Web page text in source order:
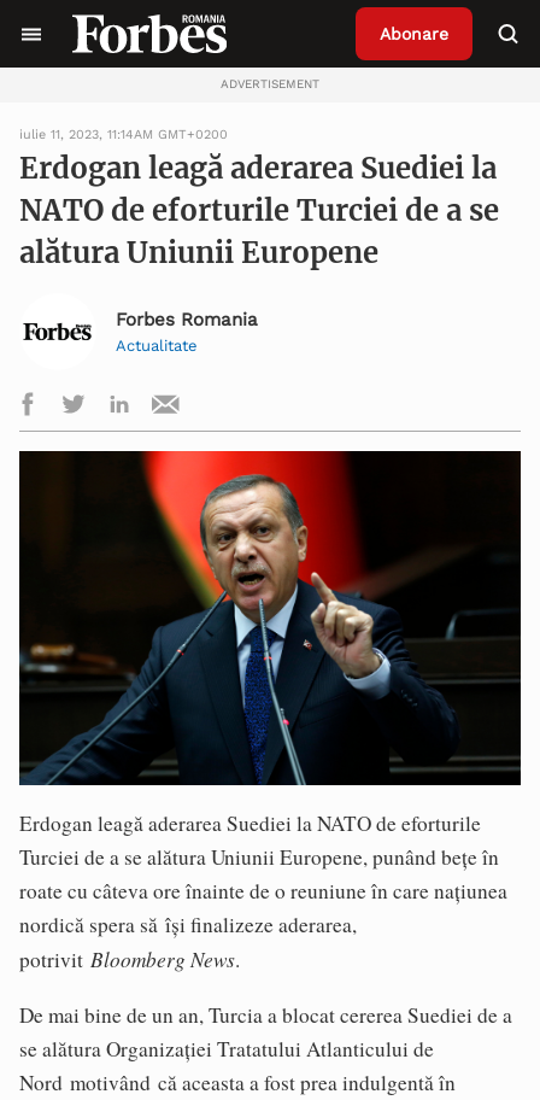
Abonare
ADVERTISEMENT
iulie 11, 2023, 11:14AM GMT+0200
Erdogan leagă aderarea Suediei la
NATO de eforturile Turciei de a se
alătura Uniunii Europene
Forbes Romania
Actualitate
Erdogan leagă aderarea Suediei la NATO de eforturile
Turciei de a se alătura Uniunii Europene, punând bețe în
roate cu câteva ore înainte de o reuniune în care națiunea
nordică spera să își finalizeze aderarea,
potrivit Bloomberg News.
De mai bine de un an, Turcia a blocat cererea Suediei de a
se alătura Organizației Tratatului Atlanticului de
Nord motivând că aceasta a fost prea indulgentă în